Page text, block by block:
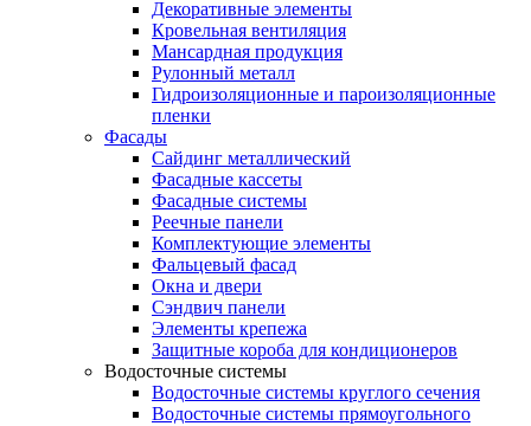
Декоративные элементы
Кровельная вентиляция
Мансардная продукция
Рулонный металл
Гидроизоляционные и пароизоляционные
пленки
Фасады
Сайдинг металлический
Фасадные кассеты
Фасадные системы
Реечные панели
Комплектующие элементы
Фальцевый фасад
Окна и двери
Сэндвич панели
Элементы крепежа
Защитные короба для кондиционеров
Водосточные системы
Водосточные системы круглого сечения
Водосточные системы прямоугольного